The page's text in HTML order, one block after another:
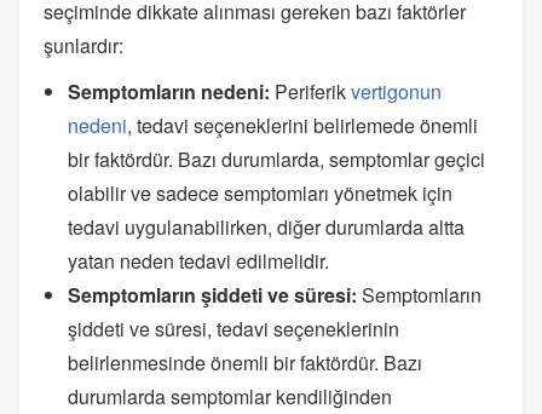
seçiminde dikkate alınması gereken bazı faktörler
şunlardır:
Semptomların nedeni: Periferikvertigonun
nedeni, tedavi seçeneklerini belirlemede önemli
bir faktördür. Bazı durumlarda, semptomlar geçici
olabilir ve sadece semptomları yönetmek için
tedavi uygulanabilirken, diğer durumlarda altta
yatan neden tedavi edilmelidir.
Semptomların şiddeti ve süresi: Semptomların
şiddeti ve süresi, tedavi seçeneklerinin
belirlenmesinde önemli bir faktördür. Bazı
durumlarda semptomlar kendiliğinden